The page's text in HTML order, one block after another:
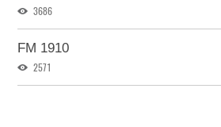
3686
FM 1910
2571